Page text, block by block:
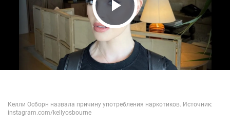
Play Video